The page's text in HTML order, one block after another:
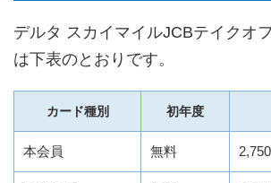
デルタ スカイマイルJCBテイクオ
は下表のとおりです。
カード種別 初年度
本会員 無料